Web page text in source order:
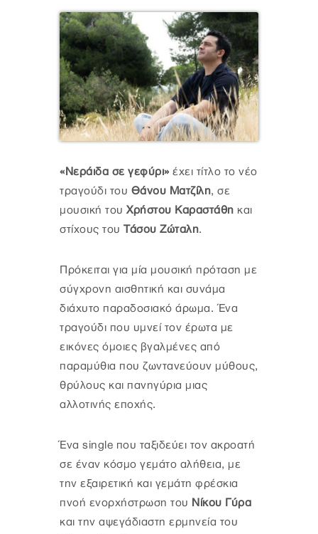
«Νεράιδα σε γεφύρι» έχει τίτλο το νέο
τραγούδι του Θάνου Ματζίλη, σε
μουσική του Χρήστου Καραστάθη και
στίχους του Τάσου Ζώταλη.
Πρόκειται για μία μουσική πρόταση με
σύγχρονη αισθητική και συνάμα
διάχυτο παραδοσιακό άρωμα. Ένα
τραγούδι που υμνεί τον έρωτα με
εικόνες όμοιες βγαλμένες από
παραμύθια που ζωντανεύουν μύθους,
θρύλους και πανηγύρια μιας
αλλοτινής εποχής.
Ένα single που ταξιδεύει τον ακροατή
σε έναν κόσμο γεμάτο αλήθεια, με
την εξαιρετική και γεμάτη φρέσκια
πνοή ενορχήστρωση του Νίκου Γύρα
και την αψεγάδιαστη ερμηνεία του